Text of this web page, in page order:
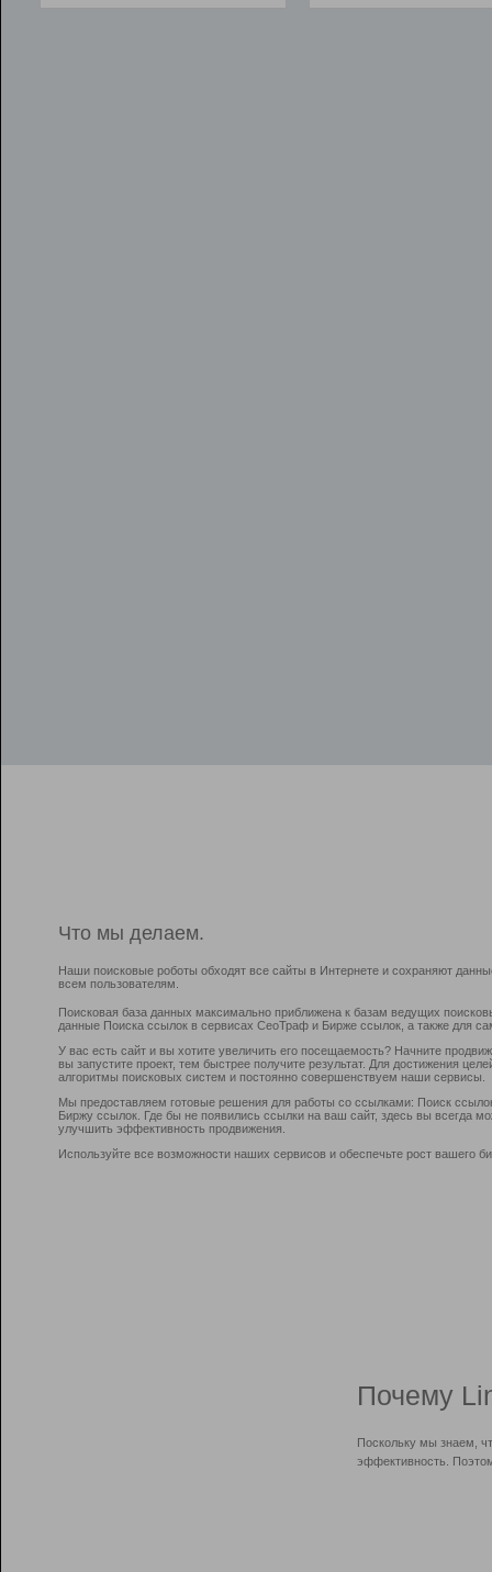
Что мы делаем.
Наши поисковые роботы обходят все сайты в Интернете и сохраняют
всем пользователям.
Поисковая база данных максимально приближена к базам ведущих
данные Поиска ссылок в сервисах СеоТраф и Бирже ссылок, а также для
У вас есть сайт и вы хотите увеличить его посещаемость? Начните
вы запустите проект, тем быстрее получите результат. Для достижения
алгоритмы поисковых систем и постоянно совершенствуем наши сервисы.
Мы предоставляем готовые решения для работы со ссылками: Поиск
Биржу ссылок. Где бы не появились ссылки на ваш сайт, здесь вы всегда
улучшить эффективность продвижения.
Используйте все возможности наших сервисов и обеспечьте рост вашего
Почему
Поскольку мы знаем,
эффективность.